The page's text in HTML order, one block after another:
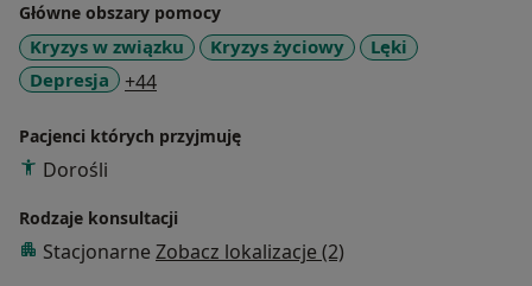
Główne obszary pomocy
Kryzys w związku Kryzys życiowy
Lęki
Depresja
+44a11y_sr_more_diseases
Pacjenci których przyjmuję
Dorośli
Rodzaje konsultacji
Stacjonarne Zobacz lokalizacje (2)